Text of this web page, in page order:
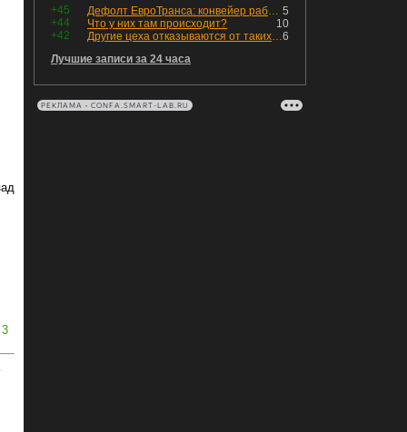
3
+45
5
Дефолт ЕвроТранса: конвейер работает исправно
+44
10
Что у них там происходит?
+42
6
Другие цеха отказываются от таких деталей — а мы построили на них производство с оборотом 70 млн
Лучшие записи за 24 часа
РЕКЛАМА • CONFA.SMART-LAB.RU